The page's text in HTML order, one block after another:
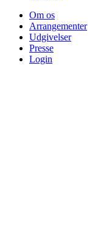
Om os
Arrangementer
Udgivelser
Presse
Login